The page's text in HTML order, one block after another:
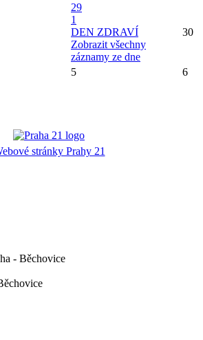
29
1
DEN ZDRAVÍ
Zobrazit všechny
záznamy ze dne
30
5 6
stránky Prahy 21
- Běchovice